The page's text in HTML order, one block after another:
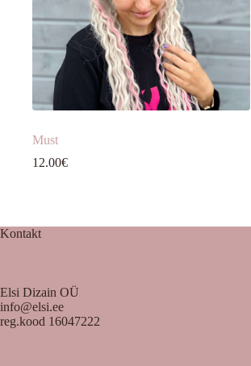
Must
12.00€
Kontakt
Elsi Dizain OÜ
info@elsi.ee
reg.kood 16047222